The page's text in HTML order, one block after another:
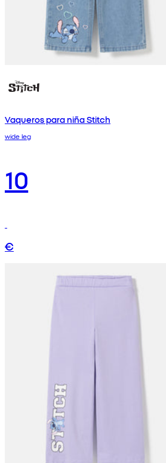
Vaqueros para niña Stitch
wide leg
10
€